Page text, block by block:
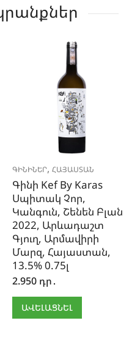
ԳԻՆԻՆԵՐ, ՀԱՅԱՍՏԱՆ
Գինի Kef By Karas
Սպիտակ Չոր,
Կանգուն, Շենեն Բլան
2022, Արևադաշտ
Գյուղ, Արմավիրի
Մարզ, Հայաստան,
13.5% 0.75լ
2.950 դր․
ԱՎԵԼԱՑՆԵԼ